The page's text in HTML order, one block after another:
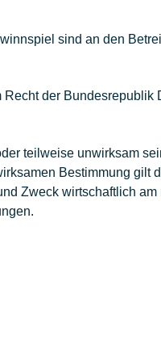
sind an den
der
teilweise unwirksam
Bestimmung
Zweck wirtschaftlich